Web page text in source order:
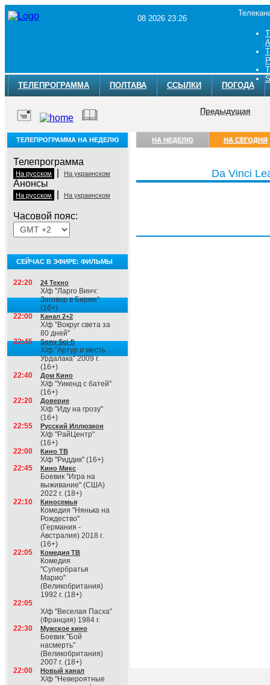
08 2026 23:26
ТЕЛЕПРОГРАММА ПОЛТАВА ССЫЛКИ ПОГОДА
Предыдущая
ТЕЛЕПРОГРАММА НА НЕДЕЛЮ
Телепрограмма
На русском На украинском
Анонсы
На русском На украинском
Часовой пояс:
СЕЙЧАС В ЭФИРЕ: ФИЛЬМЫ
22:20 24 Техно
Х/ф "Ларго Винч:
Заговор в Бирме"
(16+)
22:00
Канал 2+2
Х/ф "Вокруг света за
80 дней"
22:45
Sony Sci-fi
Х/ф "Артур и месть
Урдалака" 2009 г.
(16+)
22:40
Дом Кино
Х/ф "Уикенд с батей"
(16+)
22:20
Доверие
Х/ф "Иду на грозу"
(16+)
22:55
Русский Иллюзион
Х/ф "РайЦентр"
(16+)
22:00
Кино ТВ
Х/ф "Риддик" (16+)
22:45
Кино Микс
Боевик "Игра на
выживание" (США)
2022 г. (18+)
22:10
Киносемья
Комедия "Нянька на
Рождество"
(Германия -
Австралия) 2018 г.
(16+)
22:05
Комедия ТВ
Комедия
"Супербратья
Марио"
(Великобритания)
1992 г. (18+)
22:05
Х/ф "Веселая Пасха"
(Франция) 1984 г.
22:30
Мужское кино
Боевик "Бой
насмерть"
(Великобритания)
2007 г. (18+)
22:00
Новый канал
Х/ф "Невероятные
НА НЕДЕЛЮ НА СЕГОДНЯ
Da Vinci